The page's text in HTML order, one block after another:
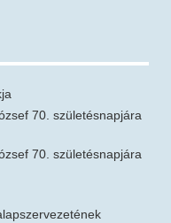
70. születésnapjára
70. születésnapjára